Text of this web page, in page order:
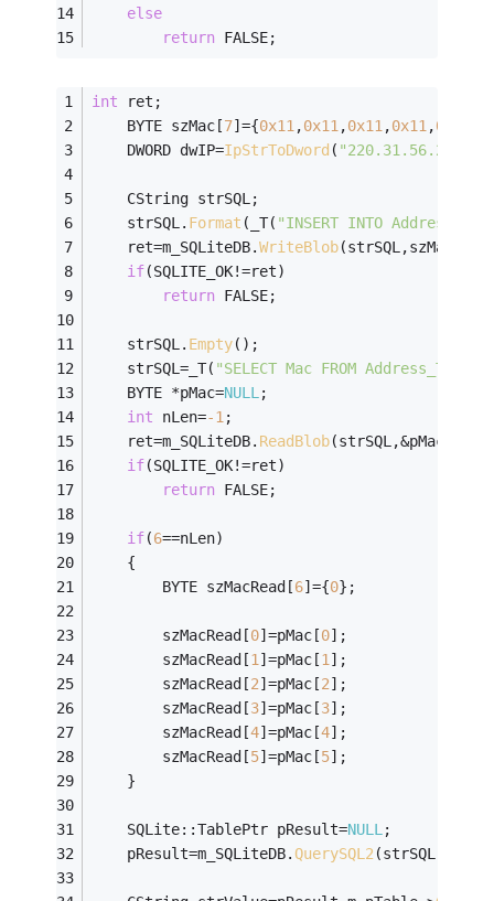
else
return FALSE;
int ret;
	BYTE szMac[
7]={0x11 ,0x11 ,0x11 ,0x11 ,0x11
	DWORD dwIP=
IpStrToDword ( "220.31.56.24"
	CString strSQL;
	strSQL.
Format (_T( "INSERT INTO
	ret=m_SQLiteDB.
WriteBlob(strSQL,szMac,
if(SQLITE_OK!=ret)
return FALSE;
	strSQL.
Empty();
	strSQL=_T(
"SELECT Mac FROM Address_TBL
	BYTE *pMac=
NULL ;
int nLen=-1 ;
    ret=m_SQLiteDB.
ReadBlob
if(SQLITE_OK!=ret)
return FALSE;
if(6==nLen)
	{
		BYTE szMacRead[
6]={0};
		szMacRead[
0]=pMac[0];
		szMacRead[
1 ]=pMac[1 ];
		szMacRead[
2]=pMac[2];
		szMacRead[
3]=pMac[3];
		szMacRead[
4]=pMac[4];
		szMacRead[
5]=pMac[5];
	}
	SQLite::TablePtr pResult=
NULL ;
	pResult=m_SQLiteDB.
QuerySQL2 (strSQL);